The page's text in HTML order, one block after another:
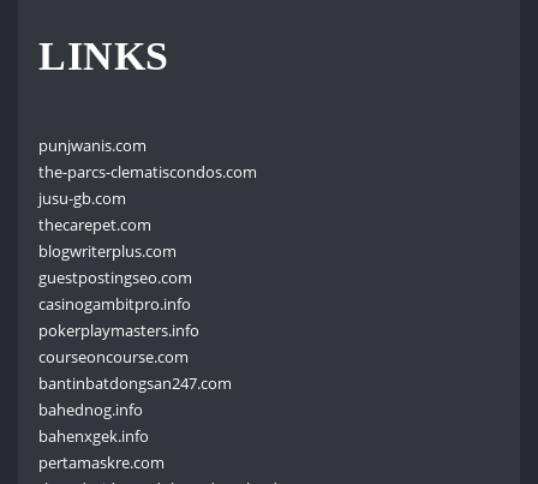
LINKS
punjwanis.com
the-parcs-clematiscondos.com
jusu-gb.com
thecarepet.com
blogwriterplus.com
guestpostingseo.com
casinogambitpro.info
pokerplaymasters.info
courseoncourse.com
bantinbatdongsan247.com
bahednog.info
bahenxgek.info
pertamaskre.com